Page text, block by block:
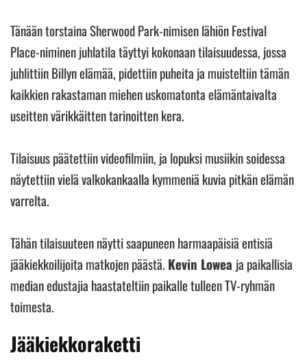
Tänään torstaina Sherwood Park-nimisen lähiön Festival
Place-niminen juhlatila täyttyi kokonaan tilaisuudessa, jossa
juhlittiin Billyn elämää, pidettiin puheita ja muisteltiin tämän
kaikkien rakastaman miehen uskomatonta elämäntaivalta
useitten värikkäitten tarinoitten kera.
Tilaisuus päätettiin videofilmiin, ja lopuksi musiikin soidessa
näytettiin vielä valkokankaalla kymmeniä kuvia pitkän elämän
varrelta.
Tähän tilaisuuteen näytti saapuneen harmaapäisiä entisiä
jääkiekkoilijoita matkojen päästä. Kevin Lowea ja paikallisia
median edustajia haastateltiin paikalle tulleen TV-ryhmän
toimesta.
Jääkiekkoraketti